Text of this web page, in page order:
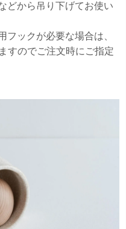
どから吊り下げてお使い
フックが必要な場合は、
すのでご注文時にご指定